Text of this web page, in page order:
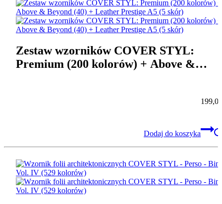
Zestaw wzorników COVER STYL:
Premium (200 kolorów) + Above &
Dodaj do koszyka